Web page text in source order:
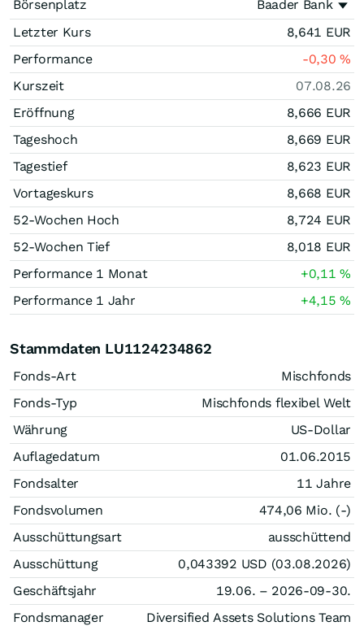
Börsenplatz
Baader Bank
Letzter Kurs
8,641 EUR
Performance
-0,30%
Kurszeit
07.08.26
Eröffnung
8,666 EUR
Tageshoch
8,669 EUR
Tagestief
8,623 EUR
Vortageskurs
8,668 EUR
52-Wochen Hoch
8,724 EUR
52-Wochen Tief
8,018 EUR
Performance 1 Monat
+0,11%
Performance 1 Jahr
+4,15%
Stammdaten LU1124234862
Fonds-Art
Mischfonds
Fonds-Typ
Mischfonds flexibel Welt
Währung
US-Dollar
Auflagedatum
01.06.2015
Fondsalter
11 Jahre
Fondsvolumen
474,06 Mio. (-)
Ausschüttungsart
ausschüttend
Ausschüttung
0,043392 USD (03.08.2026)
Geschäftsjahr
19.06. – 2026-09-30.
Fondsmanager
Diversified Assets Solutions Team